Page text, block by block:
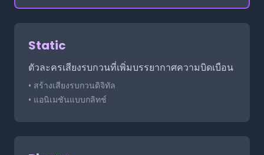
Static
ตัวละครเสียงรบกวนที่เพิ่มบรรยากาศความบิดเบือน
• สร้างเสียงรบกวนดิจิทัล
• แอนิเมชันแบบกลิทช์